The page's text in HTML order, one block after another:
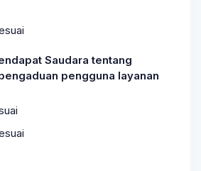
Saudara tentang
pengguna layanan